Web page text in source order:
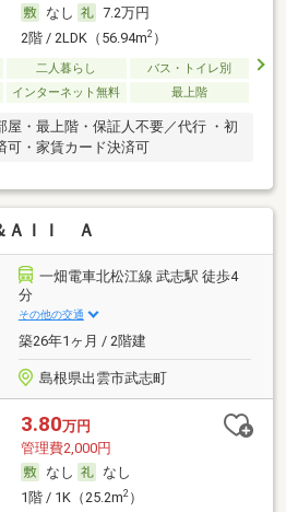
なし
7.2万円
2階 / 2LDK（56.94m2）
二人暮らし
バス・トイレ別
インターネット無料 最上階
屋・最上階・保証人不要／代行 ・初
可・家賃カード決済可
ＡＩＩ Ａ
一畑電車北松江線 武志駅 徒歩4
分
その他の交通
築26年1ヶ月 / 2階建
島根県出雲市武志町
3.80万円
管理費2,000円
なし
なし
1階 / 1K（25.2m2）